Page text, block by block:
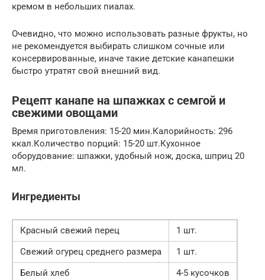
кремом в небольших пиалах.
Очевидно, что можно использовать разные фрукты, но
не рекомендуется выбирать слишком сочные или
консервированные, иначе такие детские канапешки
быстро утратят свой внешний вид.
Рецепт канапе на шпажках с семгой и
свежими овощами
Время приготовления: 15-20 мин.Калорийность: 296
ккал.Количество порций: 15-20 шт.Кухонное
оборудование: шпажки, удобный нож, доска, шприц 20
мл.
Ингредиенты
Красный свежий перец
1 шт.
Свежий огурец среднего размера
1 шт.
Белый хлеб
4-5 кусочков